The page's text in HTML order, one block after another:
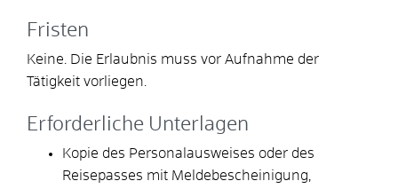
Fristen
Keine. Die Erlaubnis muss vor Aufnahme der
Tätigkeit vorliegen.
Erforderliche Unterlagen
Kopie des Personalausweises oder des
Reisepasses mit Meldebescheinigung,